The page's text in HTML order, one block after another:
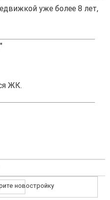
уже более 8 лет,
ЖК.
новостройку